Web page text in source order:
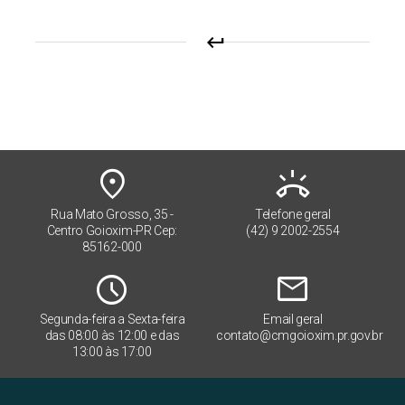
keyboard_return
place
Rua Mato Grosso, 35 -
Centro Goioxim-PR Cep:
85162-000
ring_volume
Telefone geral
(42) 9 2002-2554
Schedule
Segunda-feira a Sexta-feira
das 08:00 às 12:00 e das
13:00 às 17:00
mail
Email geral
contato@cmgoioxim.pr.gov.br